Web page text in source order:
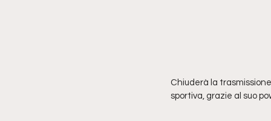
Chiuderà la
sportiva, grazie al suo